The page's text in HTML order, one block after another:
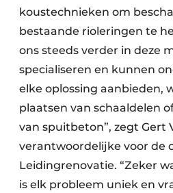
Bouwtransport
Machines & Materieel
koustechnieken om
bestaande rioleringen te
ons steeds verder in deze
specialiseren en kunnen
elke oplossing aanbieden,
plaatsen van schaaldelen
van spuitbeton”, zegt Gert
verantwoordelijke voor de
Leidingrenovatie. “Zeker
is elk probleem uniek en